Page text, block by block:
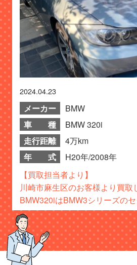
2024.04.23
メーカー
BMW
車 種
BMW 320i
走行距離
4万km
年 式
H20年/2008年
【買取担当者より】
川崎市麻生区のお客様より買取
BMW320iはBMW3シリーズの